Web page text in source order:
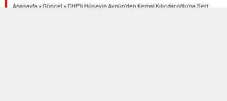
Anasayfa » Güncel » CHP’li Hüseyin Aygün’den Kemal Kılıçdaroğlu’na Sert